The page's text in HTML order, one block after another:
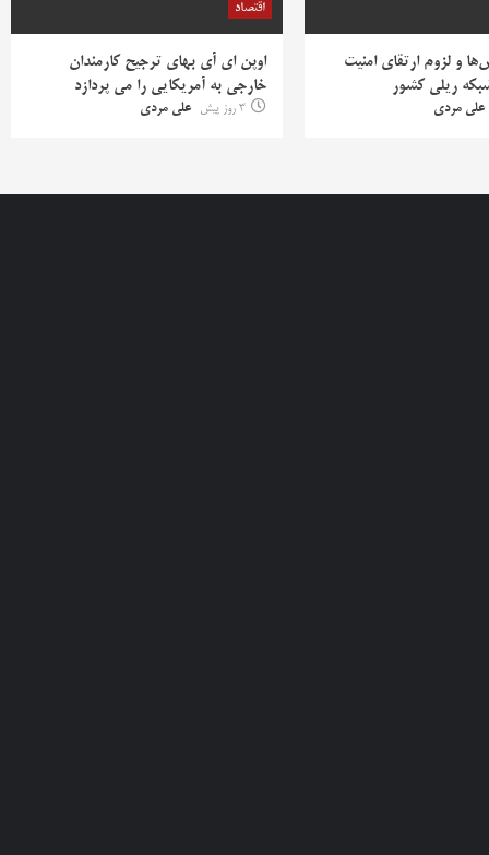
و لزوم ارتقای امنیت
ریلی کشور
علی مردی
اقتصاد
اوپن ای آی بهای ترجیح کارمندان
خارجی به آمریکایی را می پردازد
3 روز پیش علی مردی